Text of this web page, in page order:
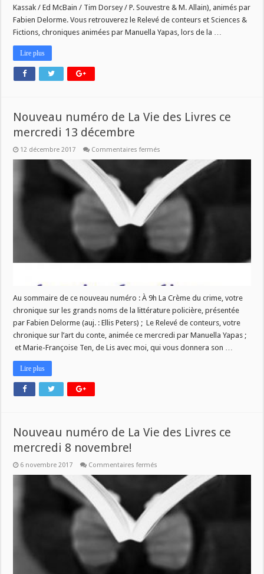
Kassak / Ed McBain / Tim Dorsey / P. Souvestre & M. Allain), animés par
Fabien Delorme. Vous retrouverez le Relevé de conteurs et Sciences &
Fictions, chroniques animées par Manuella Yapas, lors de la …
Lire plus
Nouveau numéro de La Vie des Livres ce
mercredi 13 décembre
12 décembre 2017 Commentaires fermés
numéro
de
La
des
Livres
décembre
Au sommaire de ce nouveau numéro : À 9h La Crème du crime, votre
chronique sur les grands noms de la littérature policière, présentée
par Fabien Delorme (auj. : Ellis Peters) ; Le Relevé de conteurs, votre
chronique sur l’art du conte, animée ce mercredi par Manuella Yapas ;
et Marie-Françoise Ten, de Lis avec moi, qui vous donnera son …
Lire plus
Nouveau numéro de La Vie des Livres ce
mercredi 8 novembre!
6 novembre 2017 Commentaires fermés
numéro
La
des
Livres
ce
novembre!